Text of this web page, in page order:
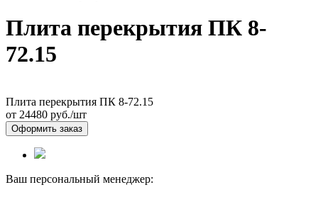
Плита перекрытия ПК 8-
72.15
Плита перекрытия ПК 8-72.15
от 24480 руб./шт
Оформить заказ
Ваш персональный менеджер: